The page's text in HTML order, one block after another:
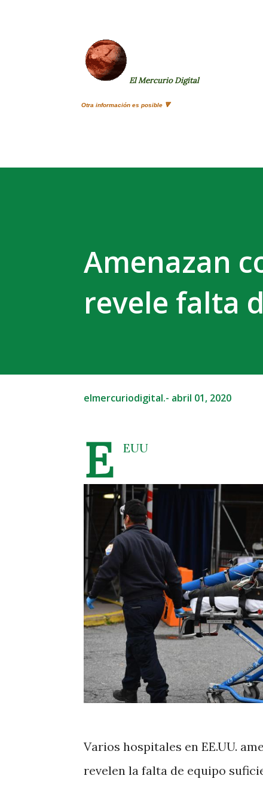
El Mercurio Digital
Otra información es posible 🔻
Amenazan
revele falta
elmercuriodigital.- abril 01, 2020
E EUU
Varios hospitales en EE.UU.
revelen la falta de equipo